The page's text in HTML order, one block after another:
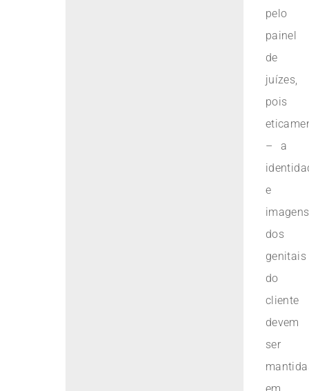
pelo
painel
de
juízes,
pois
– a
e
imagens
dos
genitais
do
cliente
devem
ser